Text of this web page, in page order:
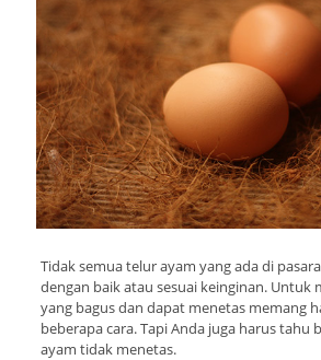
Tidak semua telur ayam yang ada di
dengan baik atau sesuai keinginan. Untuk
yang bagus dan dapat menetas memang
beberapa cara. Tapi Anda juga harus tahu
ayam tidak menetas.